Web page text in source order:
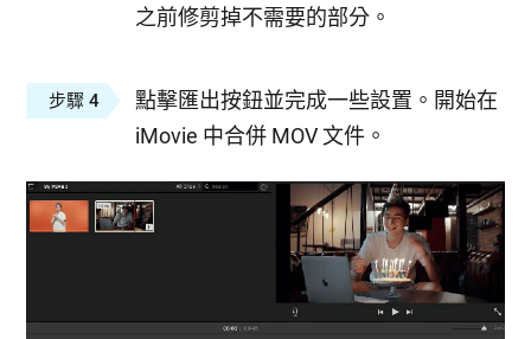
之前修剪掉不需要的部分。
步驟 4
點擊匯出按鈕並完成一些設置。開始在
iMovie 中合併 MOV 文件。